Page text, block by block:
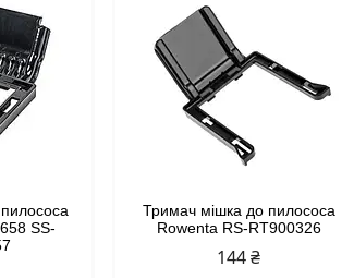
SS-
Тримач мішка до пилососа
Rowenta RS-RT900326
144 ₴